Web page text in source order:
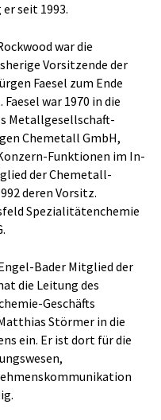
seit 1993.
war die
Vorsitzende der
Faesel zum Ende
war 1970 in die
Metallgesellschaft-
Chemetall GmbH,
Funktionen im In-
der Chemetall-
deren Vorsitz.
Spezialitätenchemie
Bader Mitglied der
die Leitung des
Geschäfts
Störmer in die
ein. Er ist dort für die